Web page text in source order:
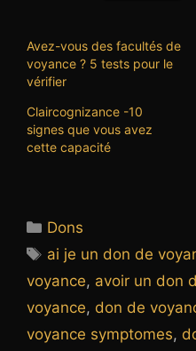
Avez-vous des facultés de
voyance ? 5 tests pour le
vérifier
Claircognizance -10
signes que vous avez
cette capacité
Catégories
Dons
Étiquettes
ai je un don de
voyance, avoir un don
voyance, don de
voyance symptomes,